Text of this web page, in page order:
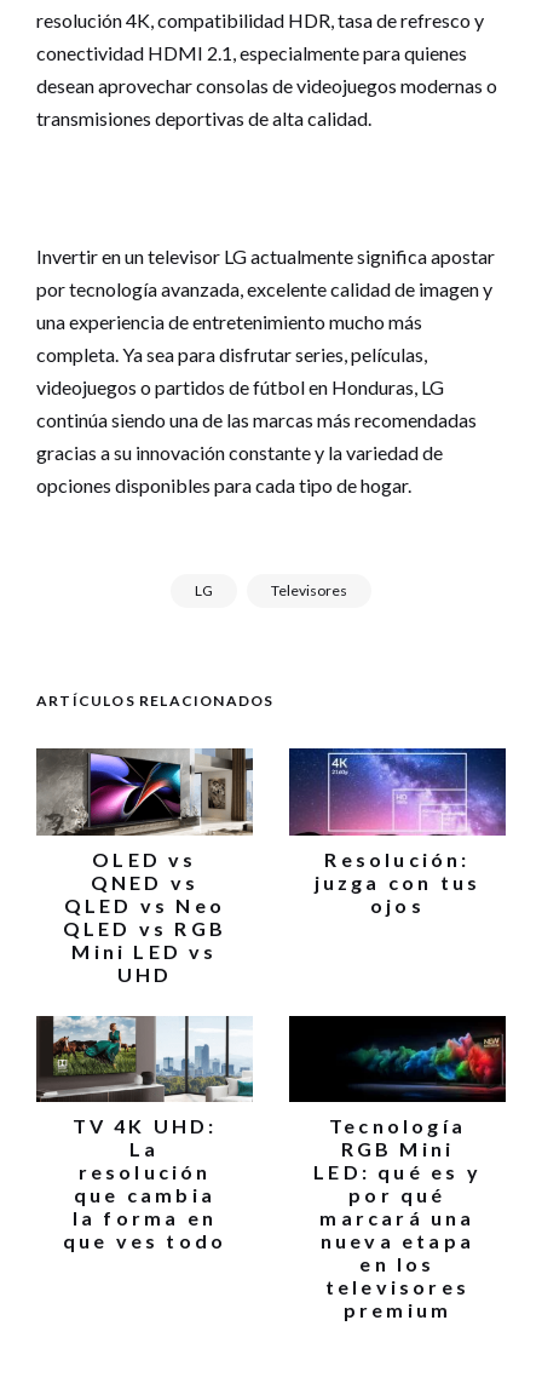
resolución 4K, compatibilidad HDR, tasa de refresco y
conectividad HDMI 2.1, especialmente para quienes
desean aprovechar consolas de videojuegos modernas o
transmisiones deportivas de alta calidad.
Invertir en un televisor LG actualmente significa apostar
por tecnología avanzada, excelente calidad de imagen y
una experiencia de entretenimiento mucho más
completa. Ya sea para disfrutar series, películas,
videojuegos o partidos de fútbol en Honduras, LG
continúa siendo una de las marcas más recomendadas
gracias a su innovación constante y la variedad de
opciones disponibles para cada tipo de hogar.
LG Televisores
ARTÍCULOS RELACIONADOS
OLED vs
QNED vs
QLED vs Neo
QLED vs RGB
Mini LED vs
UHD
Resolución:
juzga con tus
ojos
TV 4K UHD:
La
resolución
que cambia
la forma en
que ves todo
Tecnología
RGB Mini
LED: qué es y
por qué
marcará una
nueva etapa
en los
televisores
premium